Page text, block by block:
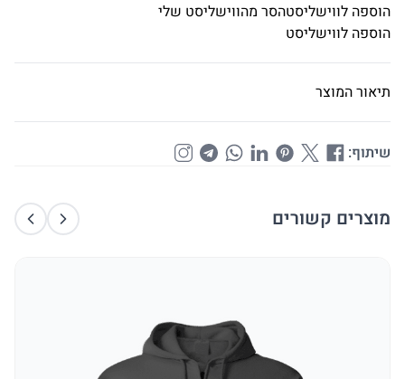
הוספה לווישליסטהסר מהווישליסט שלי
הוספה לווישליסט
תיאור המוצר
שיתוף:
מוצרים קשורים